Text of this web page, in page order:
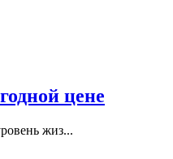
цене
жиз...